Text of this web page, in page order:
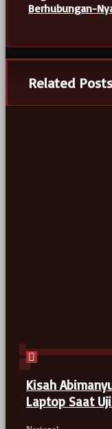
Berhubungan-
Related
Kisah
Laptop Saat